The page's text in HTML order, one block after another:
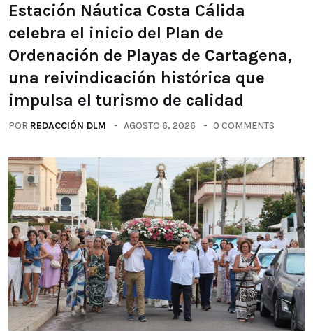
Estación Náutica Costa Cálida
celebra el inicio del Plan de
Ordenación de Playas de Cartagena,
una reivindicación histórica que
impulsa el turismo de calidad
POR REDACCIÓN DLM AGOSTO 6, 2026 0 COMMENTS